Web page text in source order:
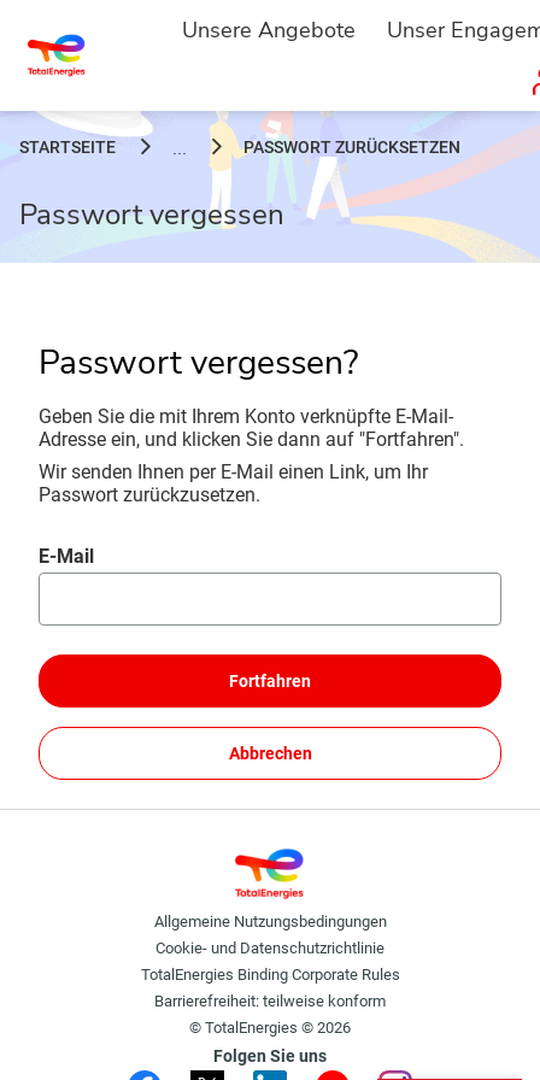
Unsere Angebote Unser
STARTSEITE PASSWORT ZURÜCKSETZEN
Passwort vergessen
Passwort vergessen?
Geben Sie die mit Ihrem Konto verknüpfte E-Mail-
Adresse ein, und klicken Sie dann auf "Fortfahren".
Wir senden Ihnen per E-Mail einen Link, um Ihr
Passwort zurückzusetzen.
Passwort mithilfe Ihres E-Mails zurücksetzen
E-Mail
Fortfahren
Abbrechen
Allgemeine Nutzungsbedingungen
Cookie- und Datenschutzrichtlinie
TotalEnergies Binding Corporate Rules
Barrierefreiheit: teilweise konform
© TotalEnergies © 2026
Folgen Sie uns